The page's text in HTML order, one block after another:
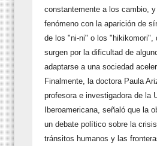
constantemente a los cambio,
fenómeno con la aparición de
de los "ni-ni" o los "hikikomori",
surgen por la dificultad de
adaptarse a una sociedad
Finalmente, la doctora Paula
profesora e investigadora de la
Iberoamericana, señaló que la
un debate político sobre la
tránsitos humanos y las